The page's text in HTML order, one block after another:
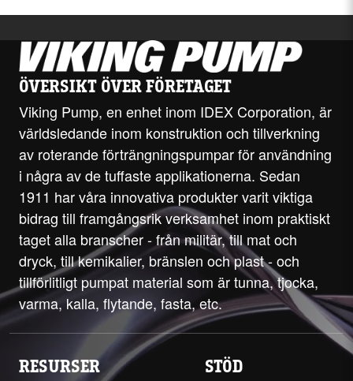
ÖVERSIKT ÖVER FÖRETAGET
Viking Pump, en enhet inom IDEX Corporation, är
världsledande inom konstruktion och tillverkning
av roterande förträngningspumpar för användning
i några av de tuffaste applikationerna. Sedan
1911 har våra innovativa produkter varit viktiga
bidrag till framgångsrik verksamhet inom praktiskt
taget alla branscher - från militär, till mat och
dryck, till kemikalier, bränslen och plast - och
tillförlitligt pumpat material som är tunna, tjocka,
varma, kalla, flytande, fasta, etc.
RESURSER STÖD